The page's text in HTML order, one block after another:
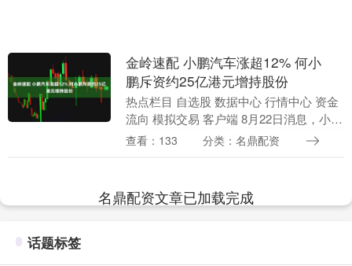
金岭速配 小鹏汽车涨超12% 何小
鹏斥资约25亿港元增持股份
热点栏目 自选股 数据中心 行情中心 资金
流向 模拟交易 客户端 8月22日消息，小鹏
汽车港股高开超9%，随后持续拉升，现涨
查看：133 分类：名鼎配资
名鼎配资文章已加载完成
话题标签